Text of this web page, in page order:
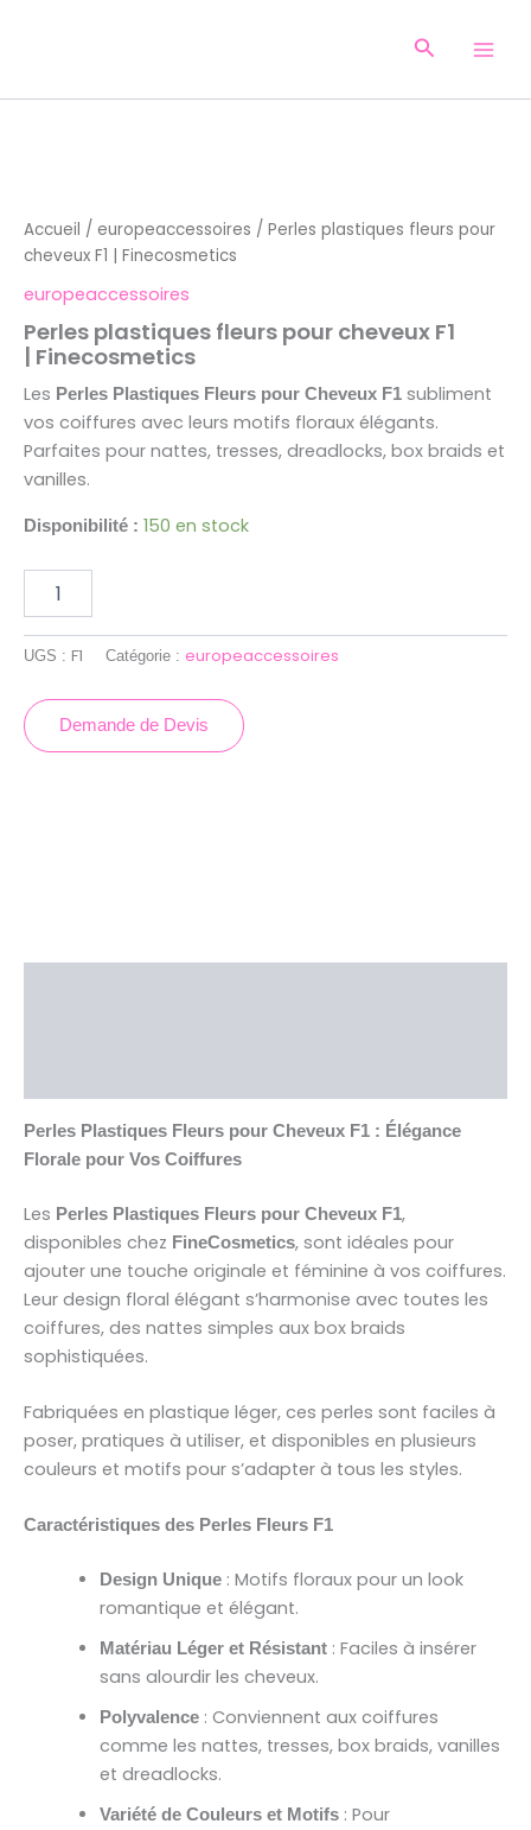
Accueil / europeaccessoires / Perles plastiques fleurs pour
cheveux F1 | Finecosmetics
europeaccessoires
Perles plastiques fleurs pour cheveux F1
| Finecosmetics
Les Perles Plastiques Fleurs pour Cheveux F1 subliment
vos coiffures avec leurs motifs floraux élégants.
Parfaites pour nattes, tresses, dreadlocks, box braids et
vanilles.
Disponibilité : 150 en stock
fleurs
pour
F1
| Finecosmetics
UGS : F1 Catégorie : europeaccessoires
Demande de Devis
Perles Plastiques Fleurs pour Cheveux F1 : Élégance
Florale pour Vos Coiffures
Les Perles Plastiques Fleurs pour Cheveux F1,
disponibles chez FineCosmetics, sont idéales pour
ajouter une touche originale et féminine à vos coiffures.
Leur design floral élégant s’harmonise avec toutes les
coiffures, des nattes simples aux box braids
sophistiquées.
Fabriquées en plastique léger, ces perles sont faciles à
poser, pratiques à utiliser, et disponibles en plusieurs
couleurs et motifs pour s’adapter à tous les styles.
Caractéristiques des Perles Fleurs F1
Design Unique: Motifs floraux pour un look
romantique et élégant.
Matériau Léger et Résistant: Faciles à insérer
sans alourdir les cheveux.
Polyvalence: Conviennent aux coiffures
comme les nattes, tresses, box braids, vanilles
et dreadlocks.
Variété de Couleurs et Motifs: Pour